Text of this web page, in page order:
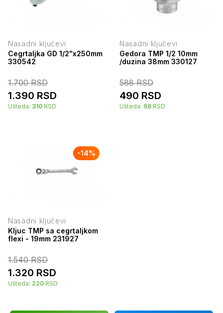
Nasadni ključevi
Cegrtaljka GD 1/2"x250mm
330542
1.700RSD
1.390 RSD
Ušteda: 310 RSD
Nasadni ključevi
Gedora TMP 1/2 10mm
/duzina 38mm 330127
588 RSD
490 RSD
Ušteda: 98 RSD
-14%
Nasadni ključevi
Kljuc TMP sa cegrtaljkom
flexi - 19mm 231927
1.540RSD
1.320 RSD
Ušteda: 220 RSD